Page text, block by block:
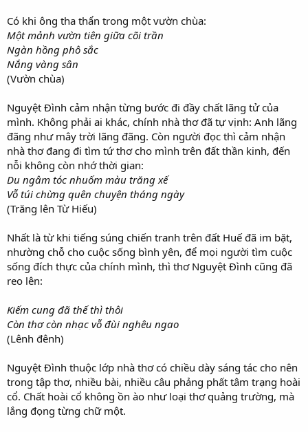
Có khi ông tha thẩn trong một vườn chùa:
Một mảnh vườn tiên giữa cõi trần
Ngàn hồng phô sắc
Nắng vàng sân
(Vườn chùa)
Nguyệt Đình cảm nhận từng bước đi đầy chất lãng tử của
mình. Không phải ai khác, chính nhà thơ đã tự vịnh: Anh lãng
đãng như mây trời lãng đãng. Còn người đọc thì cảm nhận
nhà thơ đang đi tìm tứ thơ cho mình trên đất thần kinh, đến
nỗi không còn nhớ thời gian:
Du ngâm tóc nhuốm màu trăng xế
Vỗ túi chừng quên chuyện tháng ngày
(Trăng lên Từ Hiếu)
Nhất là từ khi tiếng súng chiến tranh trên đất Huế đã im bặt,
nhường chỗ cho cuộc sống bình yên, để mọi người tìm cuộc
sống đích thực của chính mình, thì thơ Nguyệt Đình cũng đã
reo lên:
Kiếm cung đã thế thì thôi
Còn thơ còn nhạc vỗ đùi nghêu ngao
(Lênh đênh)
Nguyệt Đình thuộc lớp nhà thơ có chiều dày sáng tác cho nên
trong tập thơ, nhiều bài, nhiều câu phảng phất tâm trạng hoài
cổ. Chất hoài cổ không ồn ào như loại thơ quảng trường, mà
lắng đọng từng chữ một.